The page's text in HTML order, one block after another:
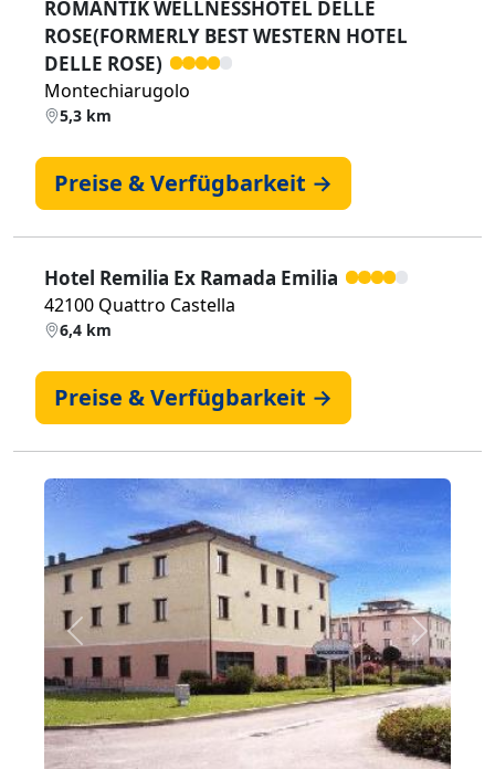
ROMANTIK WELLNESSHOTEL DELLE
ROSE(FORMERLY BEST WESTERN HOTEL
DELLE ROSE)
Montechiarugolo
5,3 km
Preise & Verfügbarkeit →
Hotel Remilia Ex Ramada Emilia
42100 Quattro Castella
6,4 km
Preise & Verfügbarkeit →
Zurück Weiter